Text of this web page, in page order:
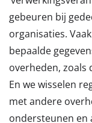
gebeuren bij
organisaties.
bepaalde
overheden, zoals
En we wisselen
met andere
ondersteunen en